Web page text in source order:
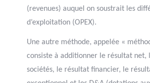
(revenues) auquel on soustrait les
d’exploitation (OPEX).
Une autre méthode, appelée «
consiste à additionner le résultat net,
sociétés, le résultat financier, le